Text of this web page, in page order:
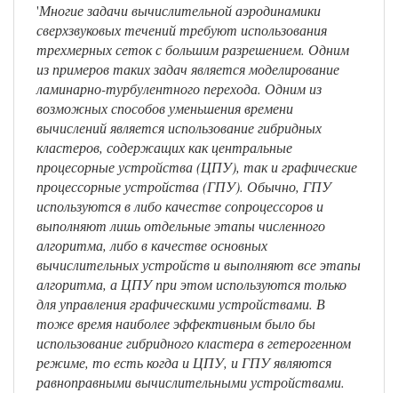
'Многие задачи вычислительной аэродинамики
сверхзвуковых течений требуют использования
трехмерных сеток с большим разрешением. Одним
из примеров таких задач является моделирование
ламинарно-турбулентного перехода. Одним из
возможных способов уменьшения времени
вычислений является использование гибридных
кластеров, содержащих как центральные
процесорные устройства (ЦПУ), так и графические
процессорные устройства (ГПУ). Обычно, ГПУ
используются в либо качестве сопроцессоров и
выполняют лишь отдельные этапы численного
алгоритма, либо в качестве основных
вычислительных устройств и выполняют все этапы
алгоритма, а ЦПУ при этом используются только
для управления графическими устройствами. В
тоже время наиболее эффективным было бы
использование гибридного кластера в гетерогенном
режиме, то есть когда и ЦПУ, и ГПУ являются
равноправными вычислительными устройствами.